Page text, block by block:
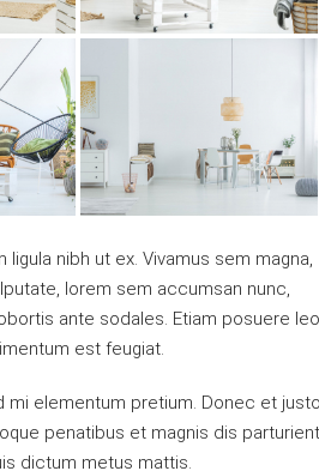
nibh ut ex. Vivamus sem magna,
lorem sem accumsan nunc,
ante sodales. Etiam posuere leo
est feugiat.
mi elementum pretium. Donec et justo
penatibus et magnis dis parturient
dictum metus mattis.